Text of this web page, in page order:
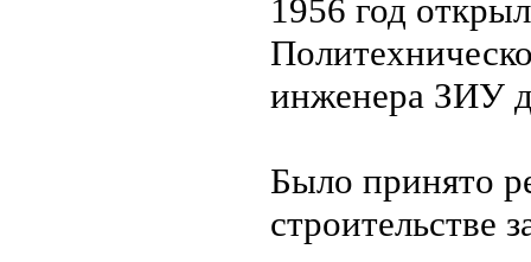
1956 год
инженера ЗИУ
Было принято